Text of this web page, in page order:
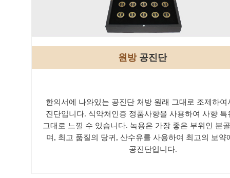
원방공진단
한의서에 나와있는 공진단 처방 원래 그대로 조제하여
진단입니다. 식약처인증 정품사향을 사용하여 사향 특
그대로 느낄 수 있습니다. 녹용은 가장 좋은 부위인 분
며, 최고 품질의 당귀, 산수유를 사용하여 최고의 보약
공진단입니다.